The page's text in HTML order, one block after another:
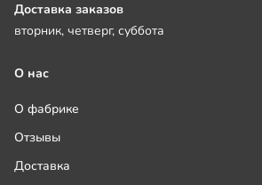
Доставка заказов
вторник, четверг, суббота
О нас
О фабрике
Отзывы
Доставка